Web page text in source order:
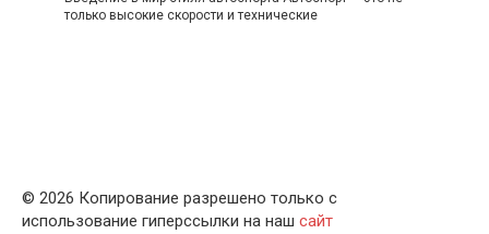
только высокие скорости и технические
© 2026 Копирование разрешено только с
использование гиперссылки на наш сайт